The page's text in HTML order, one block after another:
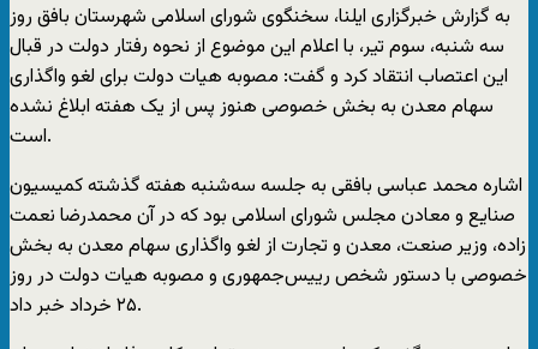
به گزارش خبرگزاری ايلنا،‌ سخنگوی شورای اسلامی شهرستان بافق روز
سه شنبه، سوم تیر، با اعلام اين موضوع از نحوه رفتار دولت در قبال
اين اعتصاب انتقاد کرد و گفت:‌ مصوبه هيات دولت برای لغو واگذاری
سهام معدن به بخش خصوصی هنوز پس از يک هفته ابلاغ نشده
است.
اشاره محمد عباسی بافقی به جلسه‌ سه‌شنبه هفته گذشته کميسيون
صنايع و معادن مجلس شورای اسلامی بود که در آن محمدرضا نعمت
زاده،‌ وزير صنعت، معدن و تجارت از لغو واگذاری سهام معدن به بخش
خصوصی با دستور شخص ریيس‌جمهوری و مصوبه هيات دولت در روز
۲۵ خرداد خبر داد.